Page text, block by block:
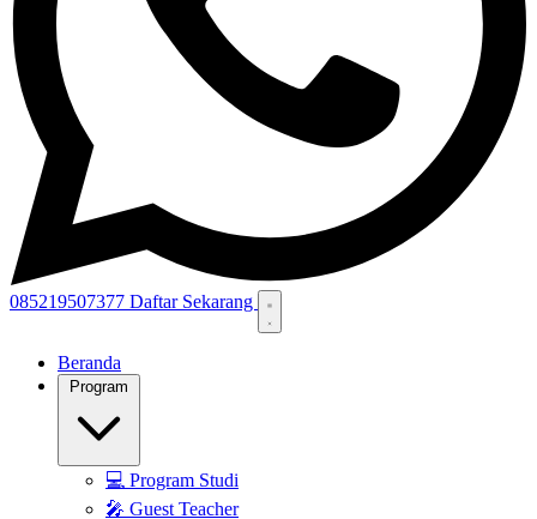
085219507377 Daftar Sekarang
Beranda
💻 Program Studi
🎤 Guest Teacher